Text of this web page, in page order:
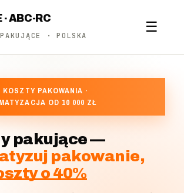
ABC-RC
· POLSKA
☰
KOSZTY PAKOWANIA ·
OD 10 000 ZŁ
pakujące —
pakowanie,
o 40%